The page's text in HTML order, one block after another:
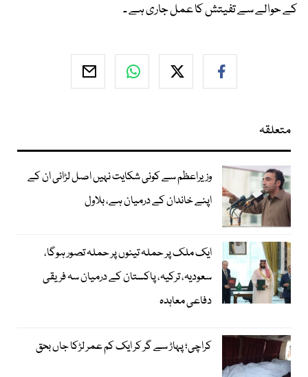
کے حوالے سے تفیتش کا عمل جاری ہے ۔
متعلقہ
وزیراعظم سے کوئی شکایت نہیں اصل لڑائی ان کے
اپنے خاندان کے درمیان ہے، بلاول
ایک ملک پر حملہ تینوں پر حملہ تصور ہوگا،
سعودیہ، ترکیہ، پاکستان کے درمیان سہ فریقی
دفاعی معاہدہ
کراچی؛ پہاڑ سے گر کر ایک کم عمر لڑکا جاں بحق